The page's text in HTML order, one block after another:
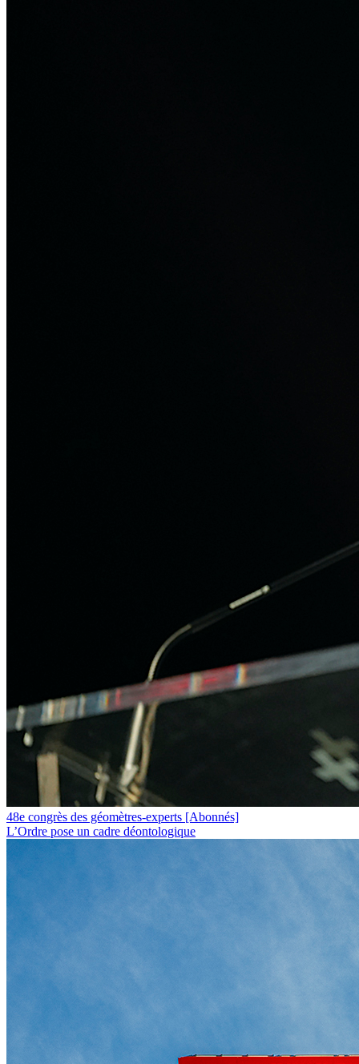
48e congrès des géomètres-experts [Abonnés]
L’Ordre pose un cadre déontologique